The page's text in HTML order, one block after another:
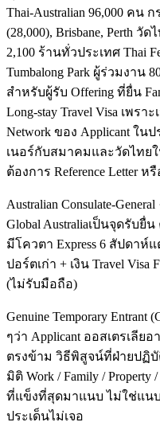
Thai-Australian 96,000 คน ก
(28,000), Brisbane, Perth
2,100 ร้านทั่วประเทศ Thai
Tumbalong Park ผู้ร่วมงาน
สำหรับผู้รับ Offering ที่ยื่น
Long-stay Travel Visa เพร
Network ของ Applicant ใ
เนอร์กับสมาคมและวัดไทยใ
ต้องการ Reference Letter ห
Australian Consulate-
Global Australiaเป็นจุดรับยื่
มีโควตา Express 6 สัปดา
ปอร์ตเก่า + เงิน Travel
(ไม่รับมือถือ)
Genuine Temporary
ๆว่า Applicant ออสเตรเลี
ตรงข้าม วิธีพิสูจน์ที่ฝ่ายปฏิบั
มิติ Work / Family /
ที่แข็งที่สุดมาแนบ ไม่ใช่แน
ประเด็นไม่เจอ